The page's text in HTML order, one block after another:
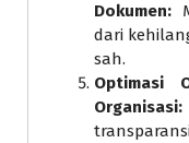
Dokumen:
dari
sah.
Optimasi
Organisasi: